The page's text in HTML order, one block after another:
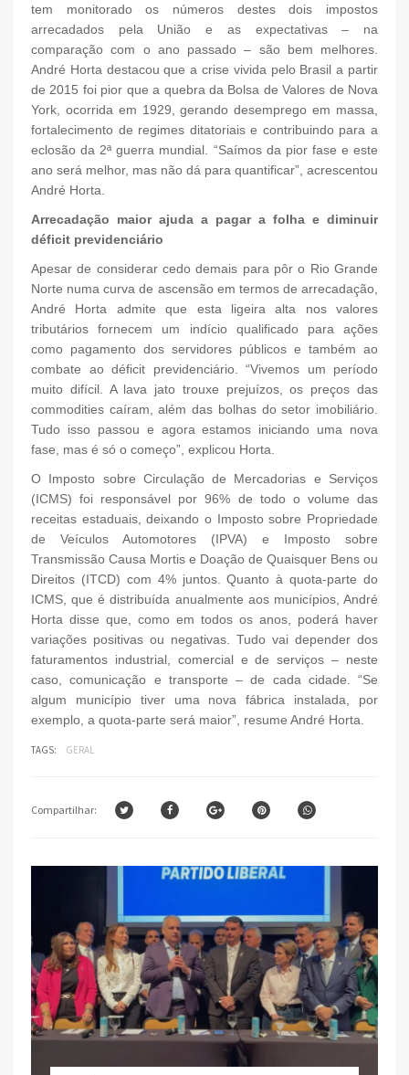
tem monitorado os números destes dois impostos
arrecadados pela União e as expectativas – na
comparação com o ano passado – são bem melhores.
André Horta destacou que a crise vivida pelo Brasil a partir
de 2015 foi pior que a quebra da Bolsa de Valores de Nova
York, ocorrida em 1929, gerando desemprego em massa,
fortalecimento de regimes ditatoriais e contribuindo para a
eclosão da 2ª guerra mundial. “Saímos da pior fase e este
ano será melhor, mas não dá para quantificar”, acrescentou
André Horta.
Arrecadação maior ajuda a pagar a folha e diminuir
déficit previdenciário
Apesar de considerar cedo demais para pôr o Rio Grande
Norte numa curva de ascensão em termos de arrecadação,
André Horta admite que esta ligeira alta nos valores
tributários fornecem um indício qualificado para ações
como pagamento dos servidores públicos e também ao
combate ao déficit previdenciário. “Vivemos um período
muito difícil. A lava jato trouxe prejuízos, os preços das
commodities caíram, além das bolhas do setor imobiliário.
Tudo isso passou e agora estamos iniciando uma nova
fase, mas é só o começo”, explicou Horta.
O Imposto sobre Circulação de Mercadorias e Serviços
(ICMS) foi responsável por 96% de todo o volume das
receitas estaduais, deixando o Imposto sobre Propriedade
de Veículos Automotores (IPVA) e Imposto sobre
Transmissão Causa Mortis e Doação de Quaisquer Bens ou
Direitos (ITCD) com 4% juntos. Quanto à quota-parte do
ICMS, que é distribuída anualmente aos municípios, André
Horta disse que, como em todos os anos, poderá haver
variações positivas ou negativas. Tudo vai depender dos
faturamentos industrial, comercial e de serviços – neste
caso, comunicação e transporte – de cada cidade. “Se
algum município tiver uma nova fábrica instalada, por
exemplo, a quota-parte será maior”, resume André Horta.
TAGS: GERAL
Compartilhar: